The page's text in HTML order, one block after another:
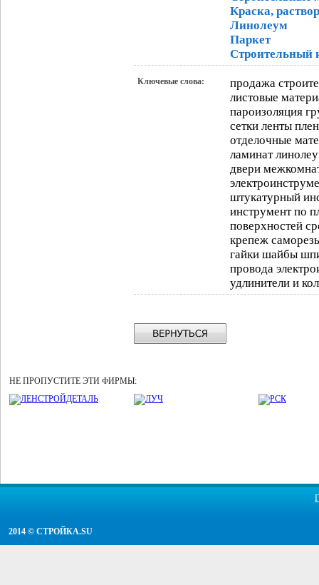
Краска,
Линолеум
Паркет
Строительный
Ключевые слова:
продажа
листовые
пароизоляция
сетки ленты
отделочные
ламинат
двери
штукатурный
инструмент по
поверхностей
крепеж
гайки шайбы
провода
удлинители и
НЕ ПРОПУСТИТЕ ЭТИ ФИРМЫ:
2014 © СТРОЙКА.SU